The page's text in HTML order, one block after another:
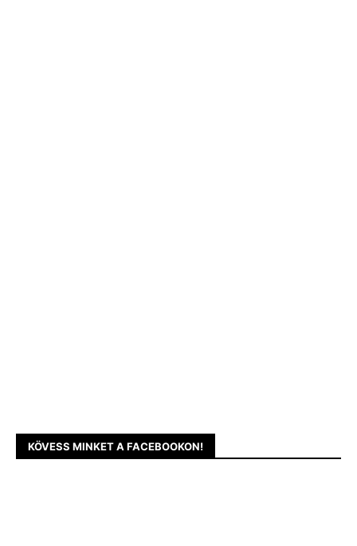
KÖVESS MINKET A FACEBOOKON!